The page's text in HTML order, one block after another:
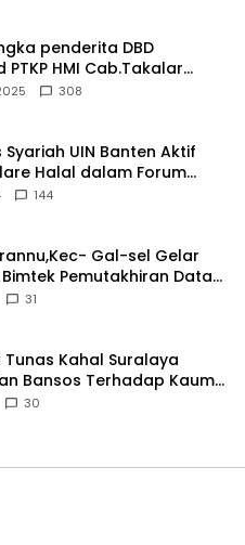
penderita DBD
HMI Cab.Takalar
308
UIN Banten Aktif
Halal dalam Forum
144
Gal-sel Gelar
Pemutakhiran Data
31
Kahal Suralaya
Bansos Terhadap Kaum
Yatim-Piatu
30